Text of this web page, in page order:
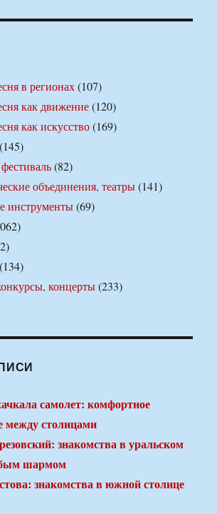
в регионах(107)
как движение(120)
как искусство(169)
(145)
(82)
объединения, театры(141)
инструменты(69)
(134)
концерты(233)
самолет: комфортное
между столицами
знакомства в уральском
шармом
знакомства в южной столице